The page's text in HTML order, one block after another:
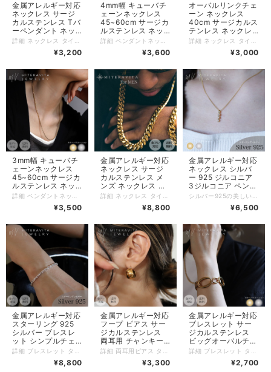
金属アレルギー対応
ネックレス サージ
カルステンレス Tバ
ーペンダント ネッ
クレス 45cm ロー
プチェーン フィガ
ロチェーン キヘイ
ス 金アレ対応 ゴー
ルド K18 つけっぱ
なし 変色しない 錆
びない【N210】
¥3,200
4mm幅 キューバチ
ェーンネックレス
45~60cm サージカ
ルステンレス ネッ
クレス 金属アレル
SUS316L【N331-
¥3,600
オーバルリンクチェ
ーン ネックレス
40cm サージカルス
テンレス ネックレ
ス つけっぱなし 金
属アレルギー対応
¥3,000
3mm幅 キューバチ
ェーンネックレス
45~60cm サージカ
ルステンレス ネッ
クレス 金属アレル
SUS316L【N331-
¥3,500
金属アレルギー対応
ネックレス サージ
カルステンレス メ
ンズ ネックレス 喜
平 マイアミキュー
バン チェーン ブリ
ンブリン ゴールド
ゴールドフィルド
ニッケルフリー ヒ
ップホップ
k18gf【N331】
¥8,800
金属アレルギー対応
ネックレス シルバ
ー 925 ジルコニア
3ジルコニア ペンダ
ント ネックレス
45cm【N325】¥6,500
金属アレルギー対応
スターリング 925
シルバー ブレスレ
ット シンプルチェ
ーンブレスレット
16cm シルバーアク
セサリー シンプル
¥8,800
金属アレルギー対応
フープ ピアス サー
ジカルステンレス
両耳用 チャンキー
ボールフープピアス
ゴールド 【P74】
¥3,300
金属アレルギー対応
ブレスレット サー
ジカルステンレス
ビッグオーバルチャ
ンキーブレスレット
19cm ユニセックス
つけっぱなし 変色
¥2,700